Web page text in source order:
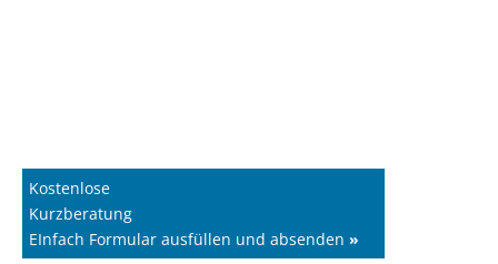
Kostenlose
Kurzberatung
EInfach Formular ausfüllen und absenden »